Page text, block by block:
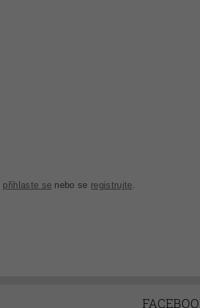
přihlaste se nebo se registrujte.